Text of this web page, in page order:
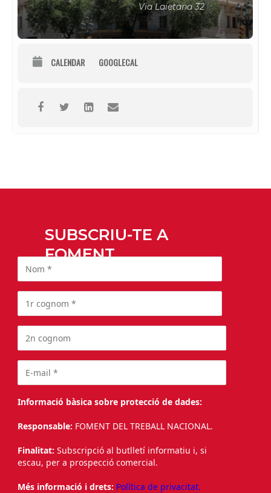
Via Laietana 32
CALENDAR GOOGLECAL
SUBSCRIU-TE A
FOMENT
Informació bàsica sobre protecció de dades:
Responsable: FOMENT DEL TREBALL NACIONAL.
Finalitat: Subscripció al butlletí informatiu i, si
escau, per a prospecció comercial.
Més informació i drets: Política de privacitat.